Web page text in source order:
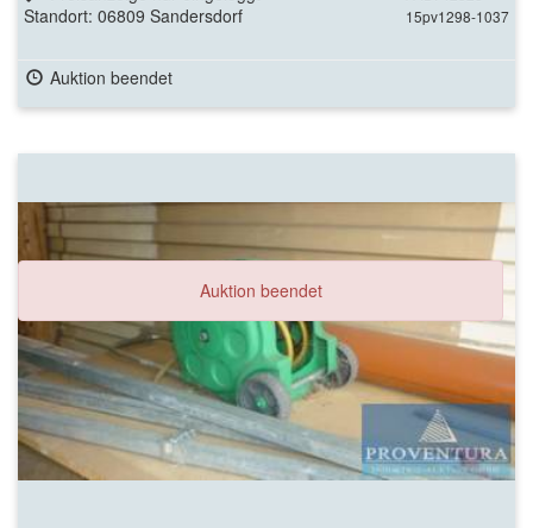
15pv1298-1037
Standort: 06809 Sandersdorf
Auktion beendet
Auktion beendet